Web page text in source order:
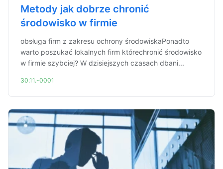
Metody jak dobrze chronić
środowisko w firmie
obsługa firm z zakresu ochrony środowiskaPonadto
warto poszukać lokalnych firm którechronić środowisko
w firmie szybciej? W dzisiejszych czasach dbani...
30.11.-0001